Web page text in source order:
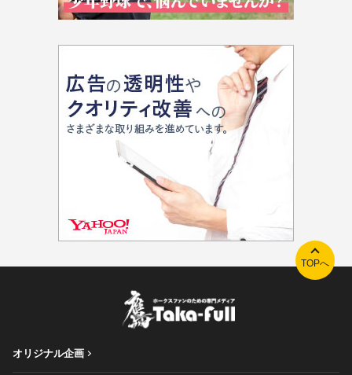
TOPへ
オリジナル企画